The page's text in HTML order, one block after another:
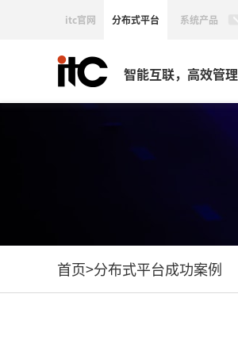
itc官网 分布式平台 系统产品
智能互联，高效管理
首页>分布式平台成功案例